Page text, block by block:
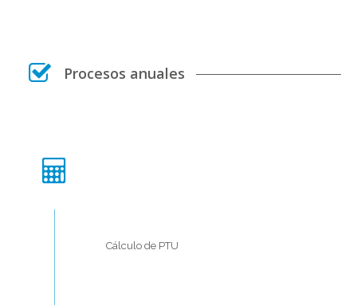
Procesos anuales
Cálculo de PTU